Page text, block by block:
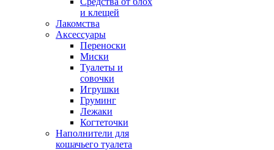
и клещей
Лакомства
Аксессуары
Переноски
Миски
Туалеты и
совочки
Игрушки
Груминг
Лежаки
Когтеточки
Наполнители для
кошачьего туалета